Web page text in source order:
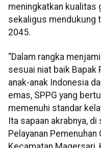
meningkatkan kualitas
sekaligus mendukung
2045.
“Dalam rangka
sesuai niat baik Bapak
anak-anak Indonesia
emas, SPPG yang
memenuhi standar
Ita sapaan akrabnya,
Pelayanan Pemenuhan